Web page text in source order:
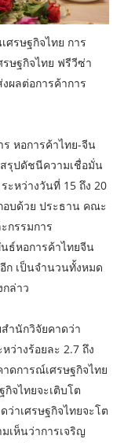
ศรษฐกิจไทย การ
รษฐกิจไทย ฟรีวีซ่า
ผลต่อการค้าการ
หอการค้าไทย-จีน
สรุปดัชนีความเชื่อมั่น
ะหว่างวันที่ 15 ถึง 20
อบด้วย ประธาน คณะ
กรรมการ
ธ์หอการค้าไทยจีน
ก เป็นจำนวนทั้งหมด
ล่าว
ำนักวิจัยคาดว่า
ว่างร้อยละ 2.7 ถึง
ดการณ์เศรษฐกิจไทย
จไทยจะเติบโต
ว่าเศรษฐกิจไทยจะโต
เห็นว่าการเจริญ